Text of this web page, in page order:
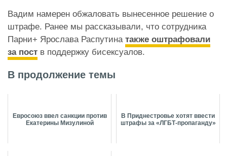
Вадим намерен обжаловать вынесенное решение о
штрафе. Ранее мы рассказывали, что сотрудника
Парни+ Ярослава Распутина также оштрафовали
за пост в поддержку бисексуалов.
В продолжение темы
Евросоюз ввел санкции против
Екатерины Мизулиной
В Приднестровье хотят ввести
штрафы за «ЛГБТ-пропаганду»